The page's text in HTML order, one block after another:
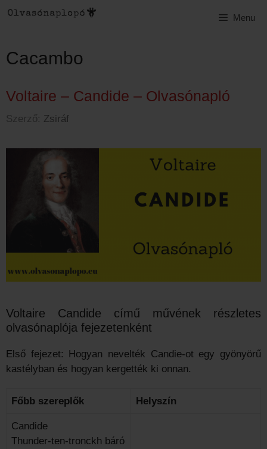
Kilépés
Menu
Cacambo
Voltaire – Candide – Olvasónapló
Szerző: Zsiráf
Voltaire Candide című művének részletes
olvasónaplója fejezetenként
Első fejezet: Hogyan nevelték Candie-ot egy gyönyörű
kastélyban és hogyan kergették ki onnan.
Főbb szereplők Helyszín
Candide
Thunder-ten-tronckh báró